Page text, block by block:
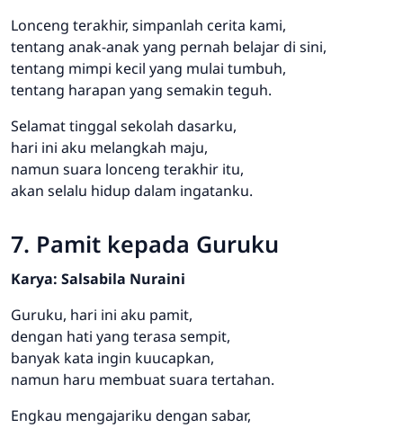
Lonceng terakhir, simpanlah cerita kami,
tentang anak-anak yang pernah belajar di sini,
tentang mimpi kecil yang mulai tumbuh,
tentang harapan yang semakin teguh.
Selamat tinggal sekolah dasarku,
hari ini aku melangkah maju,
namun suara lonceng terakhir itu,
akan selalu hidup dalam ingatanku.
7. Pamit kepada Guruku
Karya: Salsabila Nuraini
Guruku, hari ini aku pamit,
dengan hati yang terasa sempit,
banyak kata ingin kuucapkan,
namun haru membuat suara tertahan.
Engkau mengajariku dengan sabar,